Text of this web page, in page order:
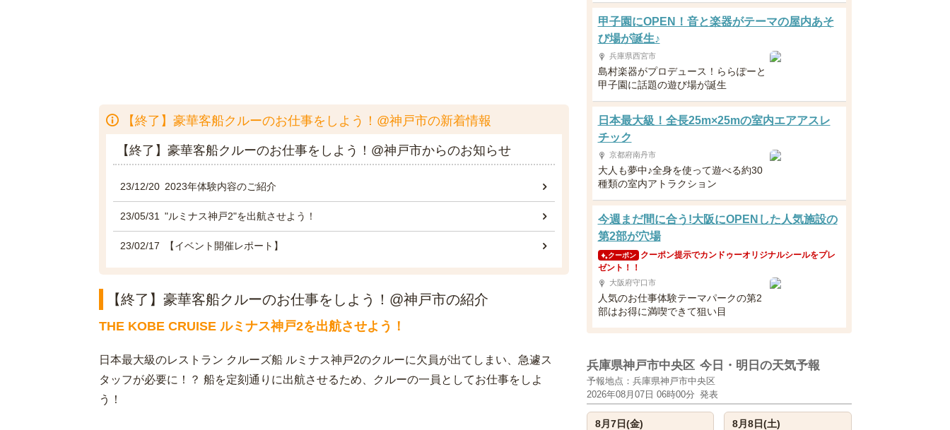
【終了】豪華客船クルーのお仕事をしよう！@神戸市の新着情報
【終了】豪華客船クルーのお仕事をしよう！@神戸市からのお知らせ
23/12/20 2023年体験内容のご紹介
23/05/31 "ルミナス神戸2"を出航させよう！
23/02/17 【イベント開催レポート】
【終了】豪華客船クルーのお仕事をしよう！@神戸市の紹介
THE KOBE CRUISE ルミナス神戸2を出航させよう！
⽇本最⼤級のレストラン クルーズ船 ルミナス神戸2のクルーに欠員が出てしまい、急遽ス
タッフが必要に！？ 船を定刻通りに出航させるため、クルーの一員としてお仕事をしよ
う！
甲子園にOPEN！音と楽器がテーマの屋内あそ
び場が誕生♪
兵庫県西宮市
島村楽器がプロデュース！ららぽーと
甲子園に話題の遊び場が誕生
日本最大級！全長25m×25mの室内エアアスレ
チック
京都府南丹市
大人も夢中♪全身を使って遊べる約30
種類の室内アトラクション
今週まだ間に合う!大阪にOPENした人気施設の
第2部が穴場
クーポン
クーポン提示でカンドゥーオリジナルシールをプレ
ゼント！！
大阪府守口市
人気のお仕事体験テーマパークの第2
部はお得に満喫できて狙い目
兵庫県神戸市中央区 今日・明日の天気予報
予報地点：兵庫県神戸市中央区
2026年08月07日 06時00分 発表
8月7日(金) 8月8日(土)